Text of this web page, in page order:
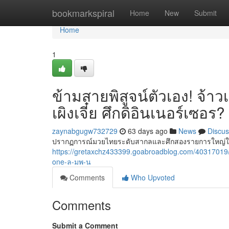
bookmarkspiral Home New Submit
Home
Home
1
ข้ามสายพิสูจน์ตัวเอง! จ้า
เผิงเจี๋ย ศึกดิอินเนอร์เซอร?
zaynabgugw732729 63 days ago News
ปรากฏการณ์มวยไทยระดับสากลและศึกสองรายการใหญ่
https://gretaxchz433399.goabroadblog.com/
one-ล-มพ-น
Comments
Who Upvoted
Comments
Submit a Comment